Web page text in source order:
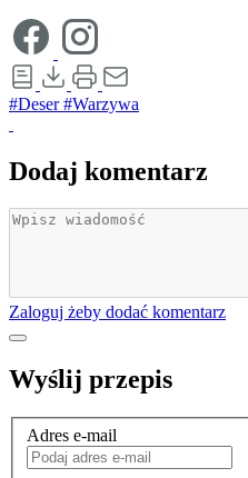
#Deser#Warzywa
Dodaj komentarz
Zaloguj żeby dodać komentarz
Wyślij przepis
Adres e-mail